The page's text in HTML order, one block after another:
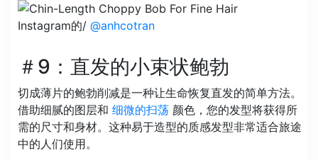
Instagram的/ @anhcotran
＃9：直发的小束状鲍勃
切成薄片的鲍勃削减是一种让生命恢复直发的简单方法。
借助细腻的图层和 细微的扫荡 颜色，您的发型将获得所
需的尺寸和身材。这种易于造型的质感发型非常适合旅途
中的人们使用。